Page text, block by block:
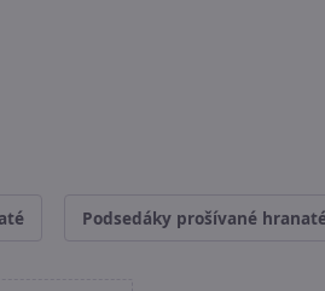
Podsedáky prošívané